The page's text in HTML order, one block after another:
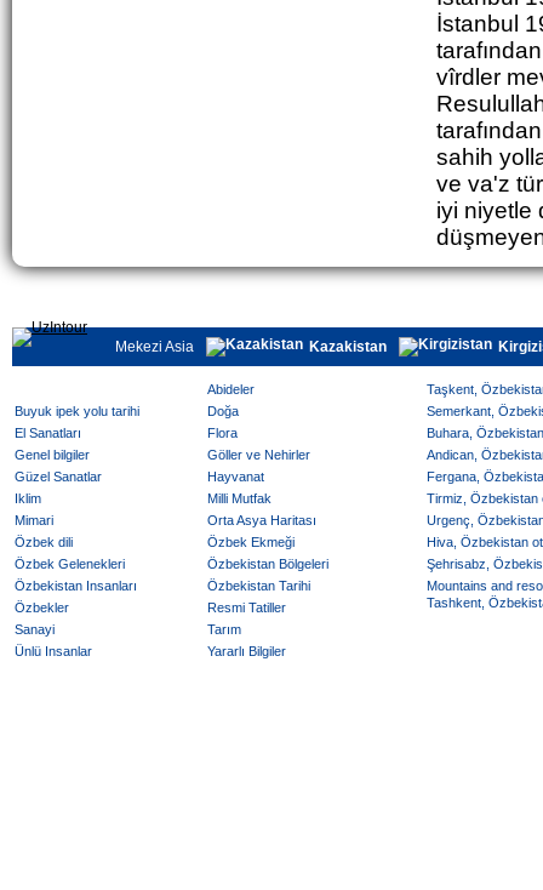
İstanbul
vîrdler
sahih
ve va'z
iyi niyetle
Mekezi Asia Kazakistan
Abideler
Buyuk ipek yolu tarihi
Doğa
El Sanatları
Flora
Genel bilgiler
Göller ve Nehirler
Güzel Sanatlar
Hayvanat
Iklim
Milli Mutfak
Mimari
Orta Asya Haritası
Özbek dili
Özbek Ekmeği
Özbek Gelenekleri
Özbekistan Bölgeleri
Özbekistan Insanları
Özbekistan Tarihi
Özbekler
Resmi Tatiller
Sanayi
Tarım
Ünlü Insanlar
Yararlı Bilgiler
Taşkent,
Semerkant,
Buhara,
Andican,
Fergana,
Tirmiz, Özbekistan
Urgenç,
Hiva, Özbekistan
Şehrisabz,
Mountains and
Tashkent,